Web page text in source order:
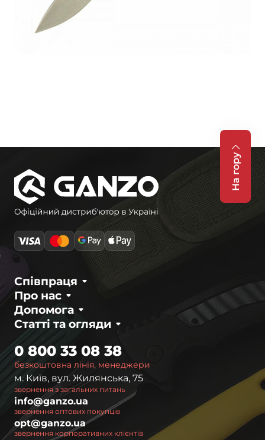
На гору
Про нас
Співпраця
Статті та огляди
Допомога
безкоштовна лінія, менеджери
0 800 33 08 38
м. Київ, вул. Жилянська, 75
звернення з загальних питань
info@ganzo.ua
звернення оптових покупців
opt@ganzo.ua
звернення корпоративних клієнтів